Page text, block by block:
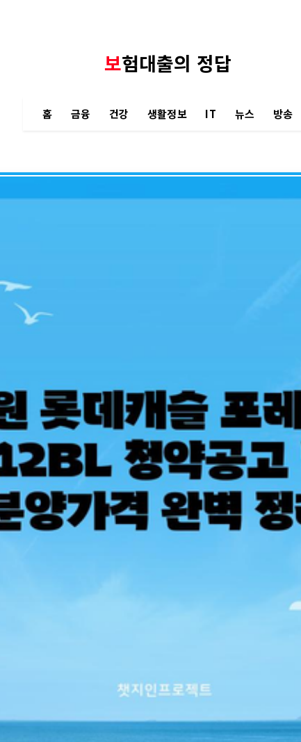
보험대출의 정답
홈 금융 건강 생활정보 IT 뉴스 방송